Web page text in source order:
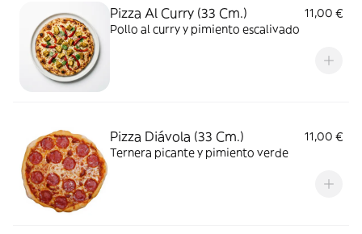
Pizza Al Curry (33 Cm.)
11,00 €
Pollo al curry y pimiento escalivado
Pizza Diávola (33 Cm.)
11,00 €
Ternera picante y pimiento verde